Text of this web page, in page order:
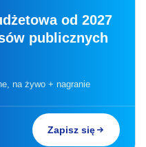
od 2027
publicznych
na żywo + nagranie
Zapisz się